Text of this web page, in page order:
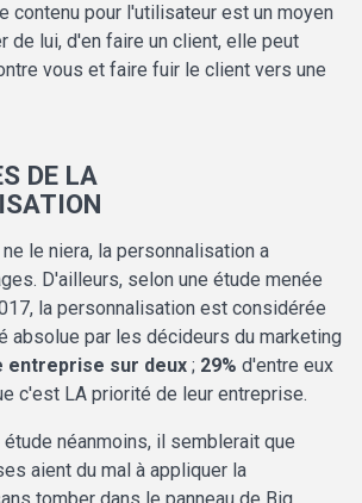
contenu pour l'utilisateur est un moyen
de lui, d'en faire un client, elle peut
vous et faire fuir le client vers une
DE LA
le niera, la personnalisation a
D'ailleurs, selon une étude menée
la personnalisation est considérée
absolue par les décideurs du marketing
entreprise sur deux ; 29% d'entre eux
c'est LA priorité de leur entreprise.
néanmoins, il semblerait que
aient du mal à appliquer la